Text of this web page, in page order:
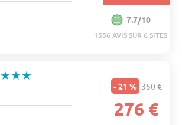
7.7/10
1556 AVIS SUR 6 SITES
★★★
- 21 % 350 €
276 €